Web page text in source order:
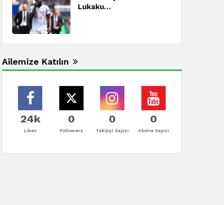
Lukaku…
Ailemize Katılın
24k
Likes
0
Followers
0
Takipçi Sayısı
0
Abone Sayısı